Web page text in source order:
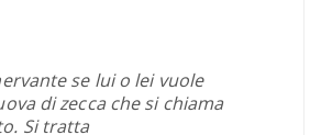
se lui o lei vuole
di zecca che si chiama
Si tratta